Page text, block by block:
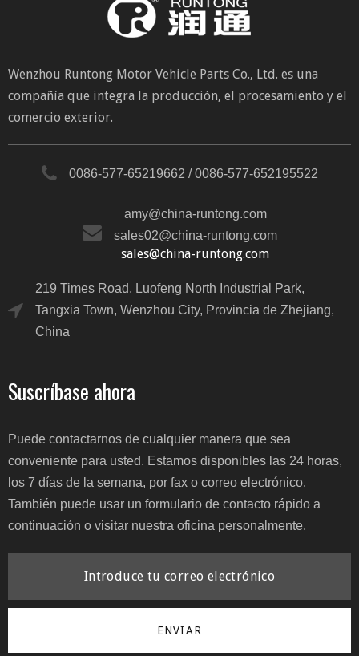
Wenzhou Runtong Motor Vehicle Parts Co., Ltd. es una
compañía que integra la producción, el procesamiento y el
comercio exterior.
0086-577-65219662 / 0086-577-652195522
amy@china-runtong.com
sales02@china-runtong.com
sales@china-runtong.com
219 Times Road, Luofeng North Industrial Park,
Tangxia Town, Wenzhou City, Provincia de Zhejiang,
China
Suscríbase ahora
Puede contactarnos de cualquier manera que sea
conveniente para usted. Estamos disponibles las 24 horas,
los 7 días de la semana, por fax o correo electrónico.
También puede usar un formulario de contacto rápido a
continuación o visitar nuestra oficina personalmente.
ENVIAR